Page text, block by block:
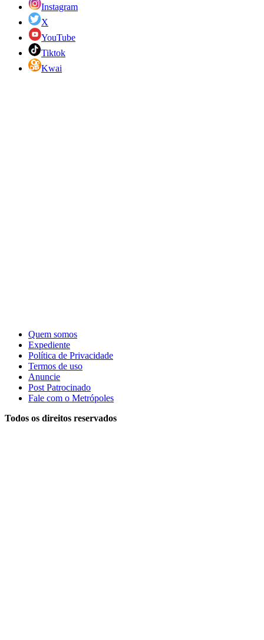
Instagram
X
YouTube
Tiktok
Kwai
Quem somos
Expediente
Política de Privacidade
Termos de uso
Anuncie
Post Patrocinado
Fale com o Metrópoles
Todos os direitos reservados